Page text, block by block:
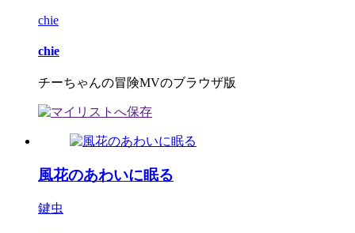
chie
chie
チーちゃんの冒険MVのブラウザ版
風花のあわいに眠る
鍵虫